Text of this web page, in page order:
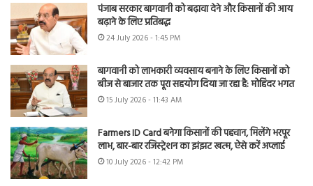
पंजाब सरकार बागवानी को बढ़ावा देने और किसानों की आय
बढ़ाने के लिए प्रतिबद्ध
24 July 2026 - 1:45 PM
बागवानी को लाभकारी व्यवसाय बनाने के लिए किसानों को
बीज से बाजार तक पूरा सहयोग दिया जा रहा है: मोहिंदर भगत
15 July 2026 - 11:43 AM
Farmers ID Card बनेगा किसानों की पहचान, मिलेंगे भरपूर
लाभ, बार-बार रजिस्ट्रेशन का झंझट खत्म, ऐसे करें अप्लाई
10 July 2026 - 12:42 PM